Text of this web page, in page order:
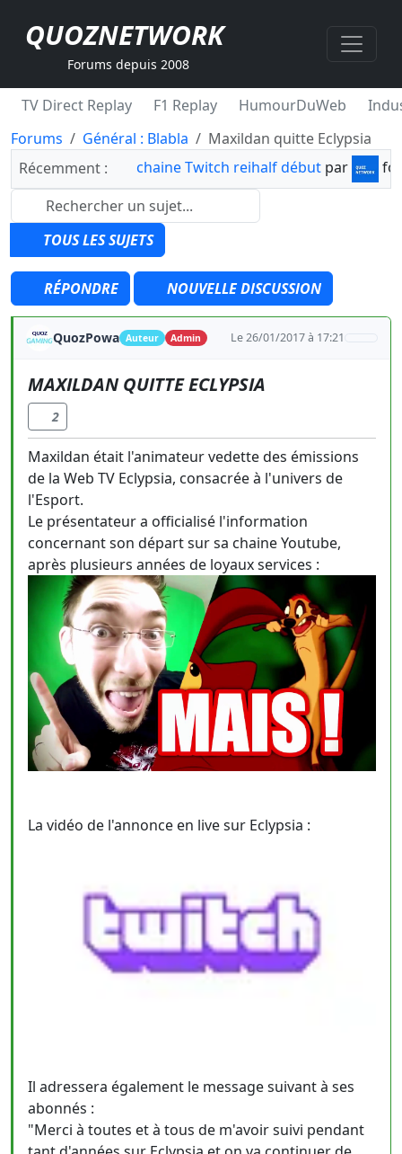
QUOZNETWORK
Forums depuis 2008
TV Direct Replay F1 Replay HumourDuWeb
Forums
Général : Blabla
Maxildan quitte Eclypsia
Récemment :
chaine Twitch reihalf début par
TOUS LES SUJETS
RÉPONDRE NOUVELLE DISCUSSION
QuozPowa Auteur Admin Le 26/01/2017 à 17:21
MAXILDAN QUITTE ECLYPSIA
2
Maxildan était l'animateur vedette des émissions
de la Web TV Eclypsia, consacrée à l'univers de
l'Esport.
Le présentateur a officialisé l'information
concernant son départ sur sa chaine Youtube,
après plusieurs années de loyaux services :
La vidéo de l'annonce en live sur Eclypsia :
Il adressera également le message suivant à ses
abonnés :
"Merci à toutes et à tous de m'avoir suivi pendant